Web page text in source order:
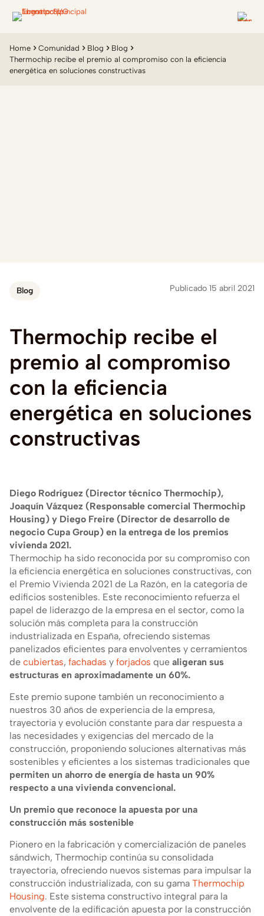
Home Comunidad Blog
Blog
Thermochip recibe el premio al compromiso con la eficiencia
energética en soluciones constructivas
Blog Publicado 15 abril 2021
Thermochip recibe el
premio al compromiso
con la eficiencia
energética en soluciones
constructivas
Diego Rodríguez (Director técnico Thermochip),
Joaquín Vázquez (Responsable comercial Thermochip
Housing) y Diego Freire (Director de desarrollo de
negocio Cupa Group) en la entrega de los premios
vivienda 2021.
Thermochip ha sido reconocida por su compromiso con
la eficiencia energética en soluciones constructivas, con
el Premio Vivienda 2021 de La Razón, en la categoría de
edificios sostenibles. Este reconocimiento refuerza el
papel de liderazgo de la empresa en el sector, como la
solución más completa para la construcción
industrializada en España, ofreciendo sistemas
panelizados eficientes para envolventes y cerramientos
de cubiertas, fachadas y forjados que aligeran sus
estructuras en aproximadamente un 60%.
Este premio supone también un reconocimiento a
nuestros 30 años de experiencia de la empresa,
trayectoria y evolución constante para dar respuesta a
las necesidades y exigencias del mercado de la
construcción, proponiendo soluciones alternativas más
sostenibles y eficientes a los sistemas tradicionales que
permiten un ahorro de energía de hasta un 90%
respecto a una vivienda convencional.
Un premio que reconoce la apuesta por una
construcción más sostenible
Pionero en la fabricación y comercialización de paneles
sándwich, Thermochip continúa su consolidada
trayectoria, ofreciendo nuevos sistemas para impulsar la
construcción industrializada, con su gama Thermochip
Housing. Este sistema constructivo integral para la
envolvente de la edificación apuesta por la construcción